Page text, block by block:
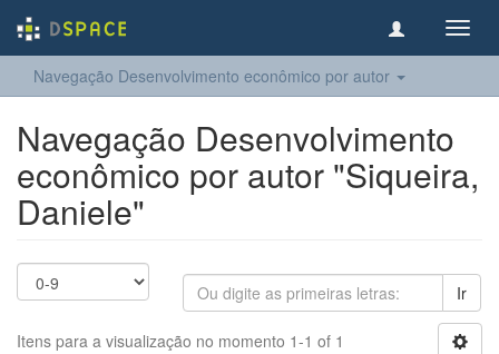
Navegação Desenvolvimento econômico por autor
Navegação Desenvolvimento
econômico por autor "Siqueira,
Daniele"
Ir
Itens para a visualização no momento 1-1 of 1